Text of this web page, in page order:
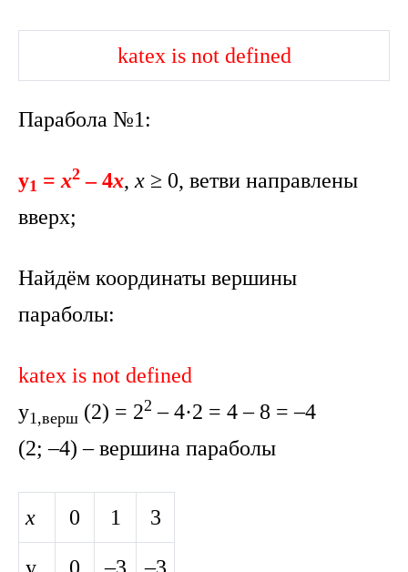
katex is not defined
Парабола №1:
y1 = x2 – 4x, x ≥ 0, ветви направлены
вверх;
Найдём координаты вершины
параболы:
katex is not defined
y1,верш (2) = 22 – 4·2 = 4 – 8 = –4
(2; –4) – вершина параболы
x 0 1 3
y 0 –3 –3